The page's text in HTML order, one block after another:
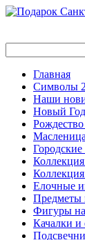
Главная
Символы
Наши
Новый Год
Масленица
Елочные
Предметы
Фигуры на
Качалки и